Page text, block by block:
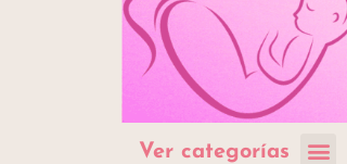
Ver categorías